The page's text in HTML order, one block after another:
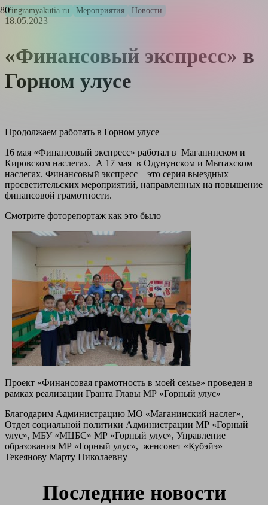
fingramyakutia.ru Мероприятия Новости
18.05.2023
«Финансовый экспресс» в
Горном улусе
Продолжаем работать в Горном улусе
16 мая «Финансовый экспресс» работал в Маганинском и
Кировском наслегах. А 17 мая в Одунунском и Мытахском
наслегах. Финансовый экспресс – это серия выездных
просветительских мероприятий, направленных на повышение
финансовой грамотности.
Смотрите фоторепортаж как это было
Проект «Финансовая грамотность в моей семье» проведен в
рамках реализации Гранта Главы МР «Горный улус»
Благодарим Администрацию МО «Маганинский наслег»,
Отдел социальной политики Администрации МР «Горный
улус», МБУ «МЦБС» МР «Горный улус», Управление
образования МР «Горный улус», женсовет «Кубэйэ»
Текеянову Марту Николаевну
Последние новости